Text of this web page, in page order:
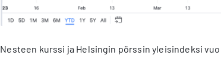
Nesteen kurssi ja Helsingin pörssin yleisindeksi